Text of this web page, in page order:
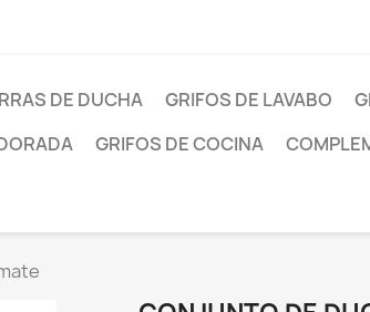
DE DUCHA GRIFOS DE LAVABO
GRIFOS DE COCINA